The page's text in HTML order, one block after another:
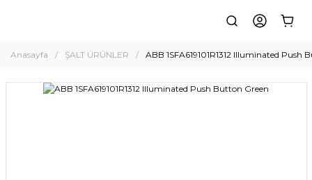
Anasayfa ŞALT ÜRÜNLER ABB 1SFA619101R1312 Illuminated Push